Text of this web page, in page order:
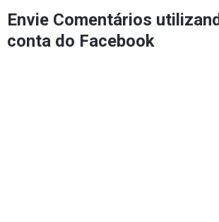
Envie Comentários
conta do Facebook